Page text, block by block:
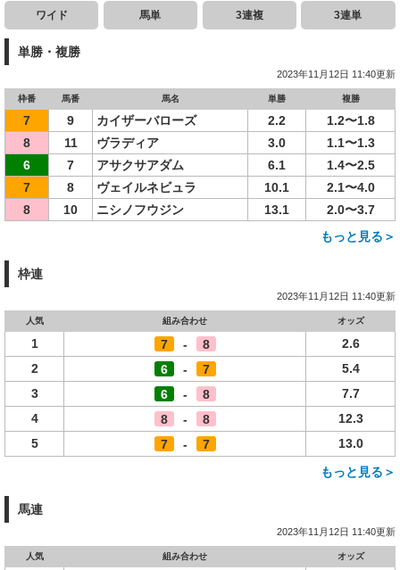
ワイド 馬単 3連複 3連単
単勝・複勝
2023年11月12日 11:40更新
枠番 馬番 馬名 単勝 複勝
7 9 カイザーバローズ 2.2
1.2〜1.8
8
11 ヴラディア 3.0
1.1〜1.3
6
7 アサクサアダム 6.1
1.4〜2.5
7
8 ヴェイルネビュラ 10.1
2.1〜4.0
8
10 ニシノフウジン 13.1
2.0〜3.7
もっと見る＞
枠連
2023年11月12日 11:40更新
人気 組み合わせ オッズ
1 7 - 8
2.6
2
6 - 7
5.4
3
6 - 8
7.7
4
8 - 8
12.3
5
7 - 7
13.0
もっと見る＞
馬連
2023年11月12日 11:40更新
人気 組み合わせ オッズ